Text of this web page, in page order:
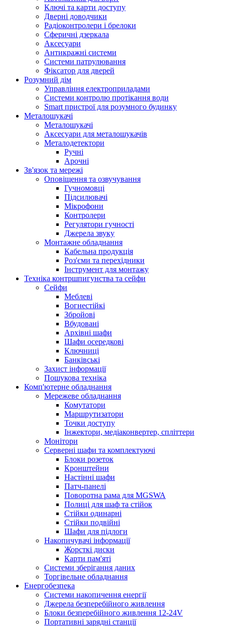
Ключі та карти доступу
Дверні доводчики
Радіоконтролери і брелоки
Сферичні дзеркала
Аксесуари
Антикражні системи
Системи патрулювання
Фіксатор для дверей
Розумний дім
Управління електроприладами
Системи контролю протікання води
Smart пристрої для розумного будинку
Металошукачі
Металошукачі
Аксесуари для металошукачів
Металодетектори
Ручні
Арочні
Зв'язок та мережі
Оповіщення та озвучування
Гучномовці
Підсилювачі
Мікрофони
Контролери
Регулятори гучності
Джерела звуку
Монтажне обладнання
Кабельна продукція
Роз'єми та перехідники
Інструмент для монтажу
Техніка контршпигунства та сейфи
Сейфи
Меблеві
Вогнестійкі
Збройові
Вбудовані
Архівні шафи
Шафи осередкові
Ключниці
Банківські
Захист інформації
Пошукова техніка
Комп'ютерне обладнання
Мережеве обладнання
Комутатори
Маршрутизатори
Точки доступу
Інжектори, медіаконвертер, спліттери
Монітори
Серверні шафи та комплектуючі
Блоки розеток
Кронштейни
Настінні шафи
Патч-панелі
Поворотна рама для MGSWA
Полиці для шаф та стійок
Стійки одинарні
Стійки подвійні
Шафи для підлоги
Накопичувачі інформації
Жорсткі диски
Карти пам'яті
Системи зберігання даних
Торгівельне обладнання
Енергобезпека
Системи накопичення енергії
Джерела безперебійного живлення
Блоки безперебійного живлення 12-24V
Портативні зарядні станції